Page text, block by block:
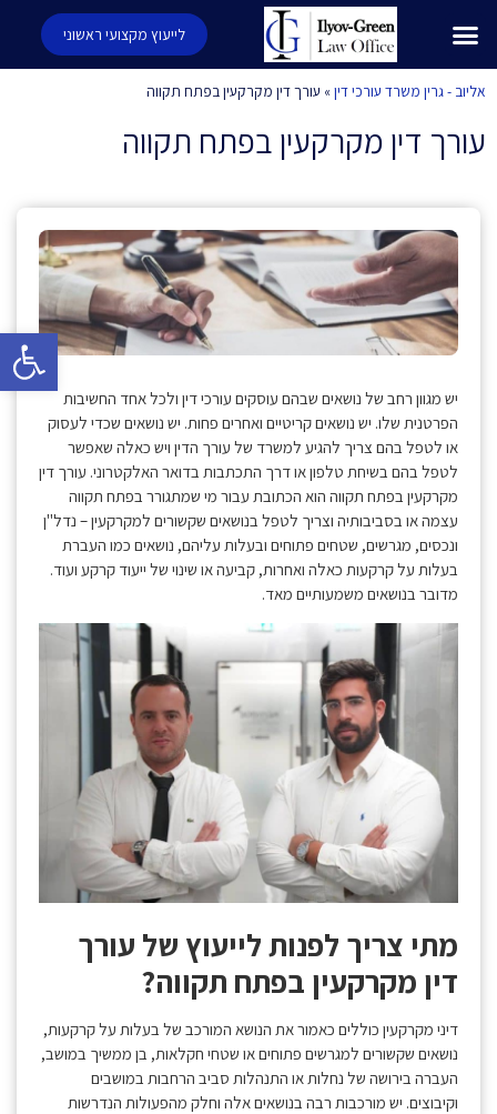
פתח
לייעוץ מקצועי ראשוני
אליוב - גרין משרד עורכי דין» עורך דין מקרקעין בפתח תקווה
עורך דין מקרקעין בפתח תקווה
יש מגוון רחב של נושאים שבהם עוסקים עורכי דין ולכל אחד החשיבות
הפרטנית שלו. יש נושאים קריטיים ואחרים פחות. יש נושאים שכדי לעסוק
או לטפל בהם צריך להגיע למשרד של עורך הדין ויש כאלה שאפשר
לטפל בהם בשיחת טלפון או דרך התכתבות בדואר האלקטרוני. עורך דין
מקרקעין בפתח תקווה הוא הכתובת עבור מי שמתגורר בפתח תקווה
עצמה או בסביבותיה וצריך לטפל בנושאים שקשורים למקרקעין – נדל"ן
ונכסים, מגרשים, שטחים פתוחים ובעלות עליהם, נושאים כמו העברת
בעלות על קרקעות כאלה ואחרות, קביעה או שינוי של ייעוד קרקע ועוד.
מדובר בנושאים משמעותיים מאד.
מתי צריך לפנות לייעוץ של עורך
דין מקרקעין בפתח תקווה?
דיני מקרקעין כוללים כאמור את הנושא המורכב של בעלות על קרקעות,
נושאים שקשורים למגרשים פתוחים או שטחי חקלאות, בן ממשיך במושב,
העברה בירושה של נחלות או התנהלות סביב הרחבות במושבים
וקיבוצים. יש מורכבות רבה בנושאים אלה וחלק מהפעולות הנדרשות